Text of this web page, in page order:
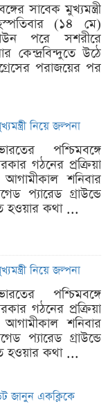
সাবেক মুখ্যমন্ত্রী
(১৪ মে)
পরে সশরীরে
কেন্দ্রবিন্দুতে উঠে
পরাজয়ের পর
নিয়ে জল্পনা
পশ্চিমবঙ্গে
গঠনের প্রক্রিয়া
আগামীকাল শনিবার
প্যারেড গ্রাউন্ডে
হওয়ার কথা ...
নিয়ে জল্পনা
পশ্চিমবঙ্গে
গঠনের প্রক্রিয়া
আগামীকাল শনিবার
প্যারেড গ্রাউন্ডে
হওয়ার কথা ...
জানুন একক্লিকে